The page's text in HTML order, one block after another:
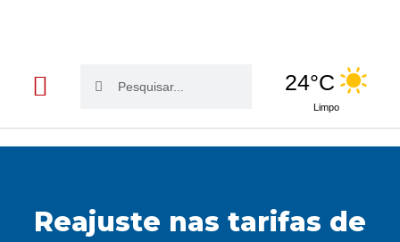
24°C
Limpo
Reajuste nas tarifas de